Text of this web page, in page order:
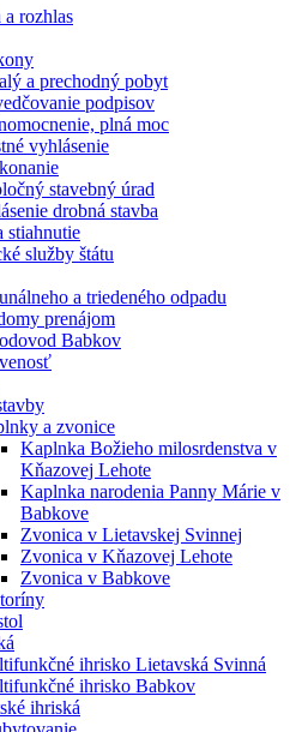
a rozhlas
a prechodný pobyt
podpisov
plná moc
vyhlásenie
stavebný úrad
drobná stavba
stiahnutie
služby štátu
a triedeného odpadu
prenájom
Babkov
a zvonice
Kaplnka Božieho milosrdenstva v
Kňazovej Lehote
Kaplnka narodenia Panny Márie v
Babkove
Zvonica v Lietavskej Svinnej
Zvonica v Kňazovej Lehote
Zvonica v Babkove
ihrisko Lietavská Svinná
ihrisko Babkov
ihriská